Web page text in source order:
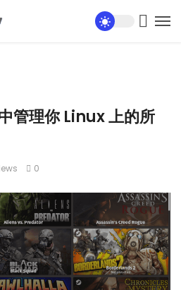
管理你 Linux 上的所
0